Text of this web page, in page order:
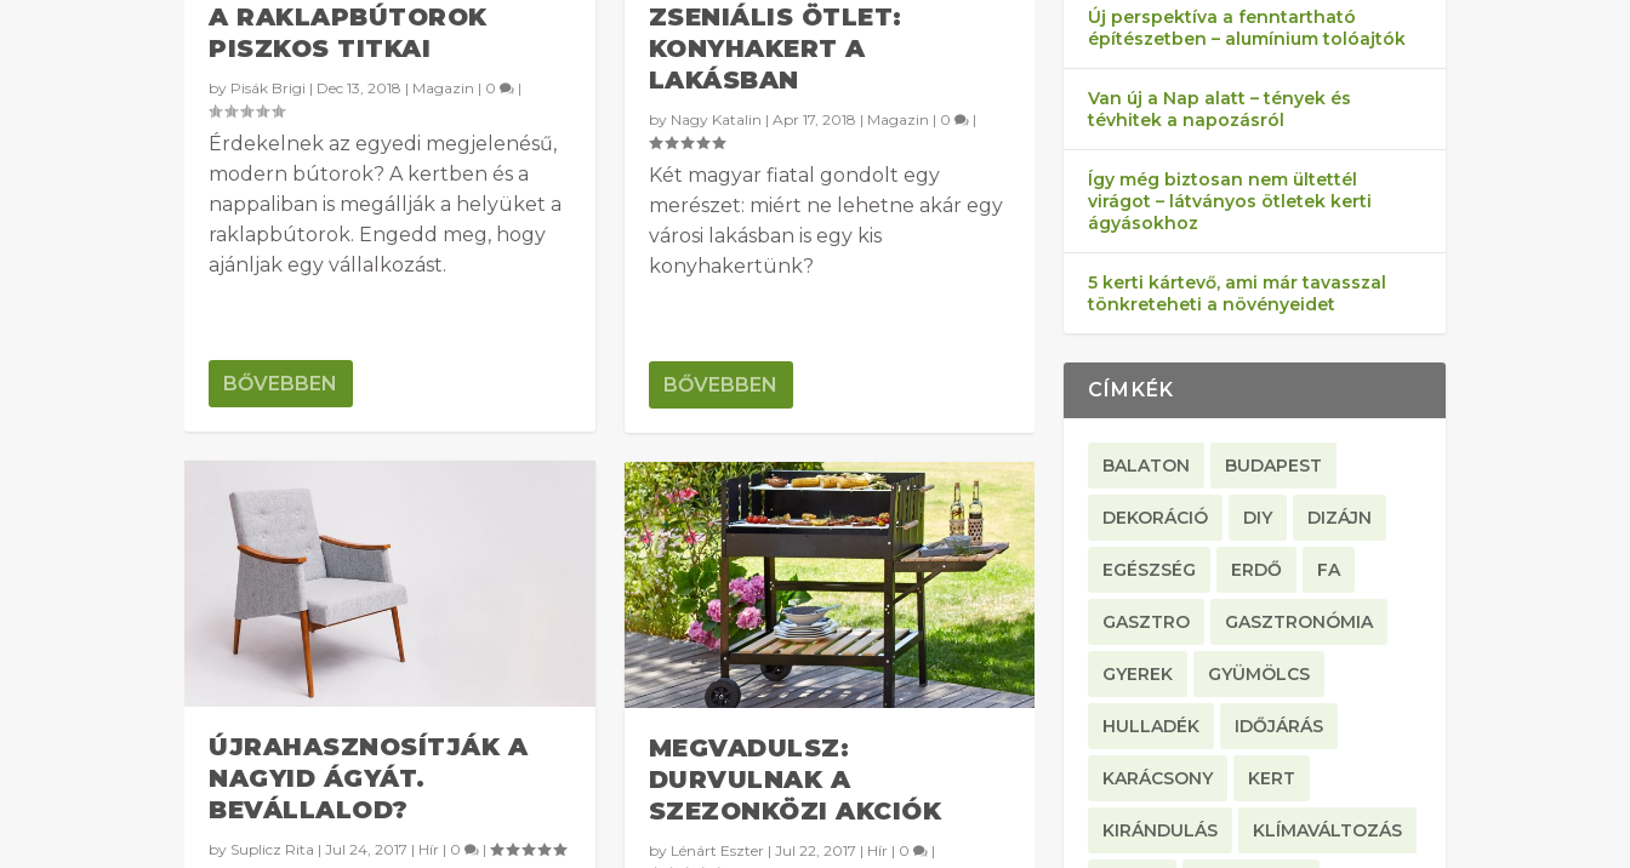
A RAKLAPBÚTOROK
PISZKOS TITKAI
by Pisák Brigi | Dec 13, 2018 | Magazin | 0 |
Érdekelnek az egyedi megjelenésű,
modern bútorok? A kertben és a
nappaliban is megállják a helyüket a
raklapbútorok. Engedd meg, hogy
ajánljak egy vállalkozást.
BŐVEBBEN
ÚJRAHASZNOSÍTJÁK A
NAGYID ÁGYÁT.
BEVÁLLALOD?
by Suplicz Rita | Jul 24, 2017 | Hír | 0 |
ZSENIÁLIS ÖTLET:
KONYHAKERT A
LAKÁSBAN
by Nagy Katalin | Apr 17, 2018 | Magazin | 0 |
Két magyar fiatal gondolt egy
merészet: miért ne lehetne akár egy
városi lakásban is egy kis
konyhakertünk?
BŐVEBBEN
MEGVADULSZ:
DURVULNAK A
SZEZONKÖZI AKCIÓK
by Lénárt Eszter| Jul 22, 2017 | Hír| 0 |
Új perspektíva a fenntartható
építészetben – alumínium tolóajtók
Van új a Nap alatt – tények és
tévhitek a napozásról
Így még biztosan nem ültettél
virágot – látványos ötletek kerti
ágyásokhoz
5 kerti kártevő, ami már tavasszal
tönkreteheti a növényeidet
CÍMKÉK
BALATON BUDAPEST
DEKORÁCIÓ DIY DIZÁJN
EGÉSZSÉG ERDŐ FA
GASZTRO GASZTRONÓMIA
GYEREK GYÜMÖLCS
HULLADÉK IDŐJÁRÁS
KARÁCSONY KERT
KIRÁNDULÁS KLÍMAVÁLTOZÁS